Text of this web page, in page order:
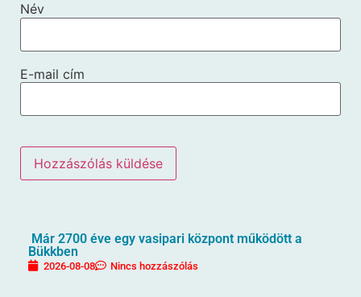
Név
E-mail cím
Már 2700 éve egy vasipari központ működött a
Bükkben
2026-08-08 Nincs hozzászólás